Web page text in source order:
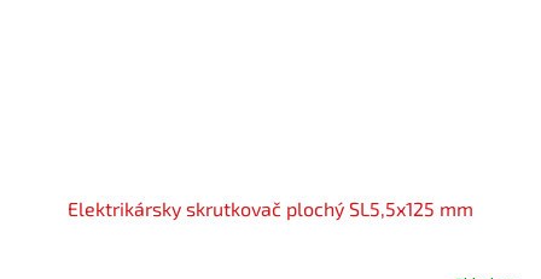
Elektrikársky skrutkovač plochý SL5,5x125 mm